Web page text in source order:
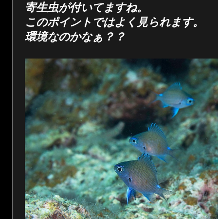
寄生虫が付いてますね。
このポイントではよく見られます。
環境なのかなぁ？？